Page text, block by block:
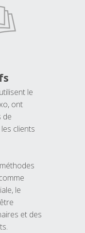
le
ont
de
clients
le
et des